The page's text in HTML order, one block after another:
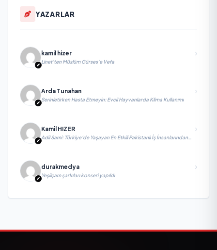
YAZARLAR
kamil hizer
Linet'ten Müslüm Gürses'e Vefa
Arda Tunahan
Serinletirken Hasta Etmeyin: Evcil Hayvanlarda Klima Kullanımı
Kamil HIZER
Adil Sami: Türkiye’de Yaşayan En Etkili Pakistanlı İş İnsanlarından
durakmedya
Yeşilçam şarkıları konseri yapıldı